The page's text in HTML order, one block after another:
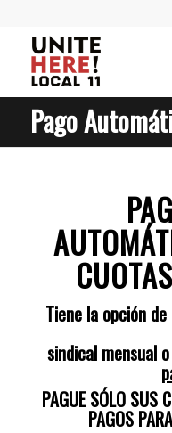
Pago
Tiene la opción
sindical mensual
PAGUE SÓLO SUS
PAGOS